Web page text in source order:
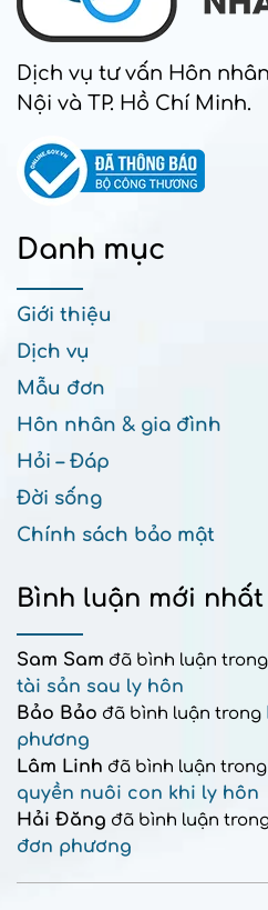
Dịch vụ tư vấn Hôn
Nội và TP. Hồ Chí Minh.
Danh mục
Giới thiệu
Dịch vụ
Mẫu đơn
Hôn nhân & gia đình
Hỏi – Đáp
Đời sống
Chính sách bảo mật
Bình luận mới nhất
Sam Sam đã bình luận trong
tài sản sau ly hôn
Bảo Bảo đã bình luận trong
phương
Lâm Linh đã bình luận trong
quyền nuôi con khi ly hôn
Hải Đăng đã bình luận
đơn phương